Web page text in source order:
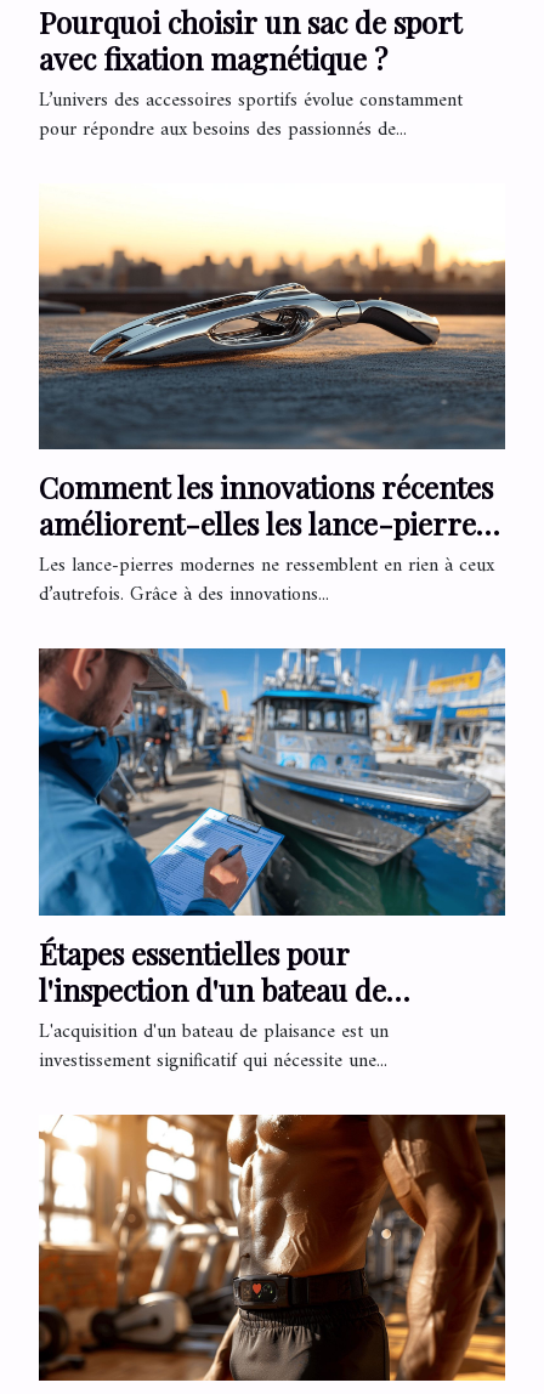
Pourquoi choisir un sac de sport
avec fixation magnétique ?
L’univers des accessoires sportifs évolue constamment
pour répondre aux besoins des passionnés de...
Comment les innovations récentes
améliorent-elles les lance-pierres
modernes ?
Les lance-pierres modernes ne ressemblent en rien à ceux
d’autrefois. Grâce à des innovations...
Étapes essentielles pour
l'inspection d'un bateau de
plaisance avant l'achat
L'acquisition d'un bateau de plaisance est un
investissement significatif qui nécessite une...